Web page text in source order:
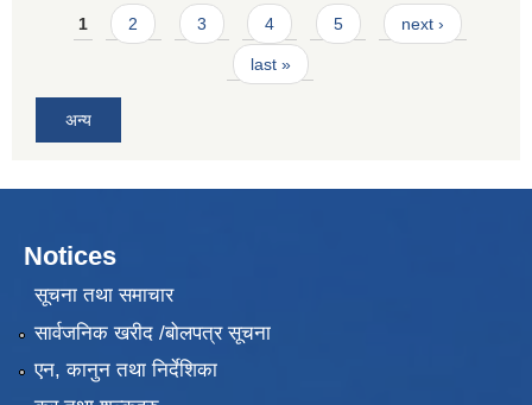
Pages
1 2 3 4 5 next ›
last »
अन्य
Notices
सूचना तथा समाचार
सार्वजनिक खरीद /बोलपत्र सूचना
एन, कानुन तथा निर्देशिका